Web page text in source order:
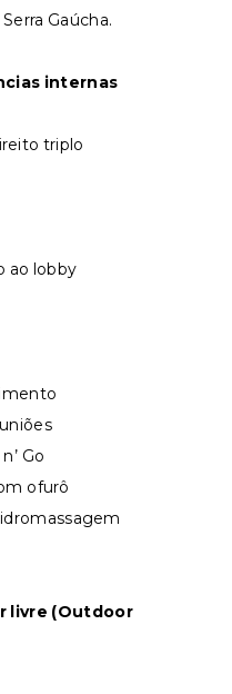
Gaúcha.
internas
triplo
ao lobby
Go
ofurô
livre (Outdoor